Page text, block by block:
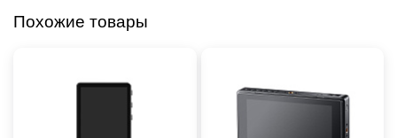
Похожие товары